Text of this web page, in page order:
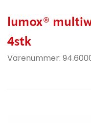
lumox®
4stk
Varenummer: